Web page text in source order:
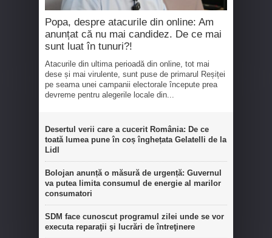
Popa, despre atacurile din online: Am
anunțat că nu mai candidez. De ce mai
sunt luat în tunuri?!
Atacurile din ultima perioadă din online, tot mai
dese și mai virulente, sunt puse de primarul Reșiței
pe seama unei campanii electorale începute prea
devreme pentru alegerile locale din...
Desertul verii care a cucerit România: De ce
toată lumea pune în coș înghețata Gelatelli de la
Lidl
Bolojan anunță o măsură de urgență: Guvernul
va putea limita consumul de energie al marilor
consumatori
SDM face cunoscut programul zilei unde se vor
executa reparaţii şi lucrări de întreţinere